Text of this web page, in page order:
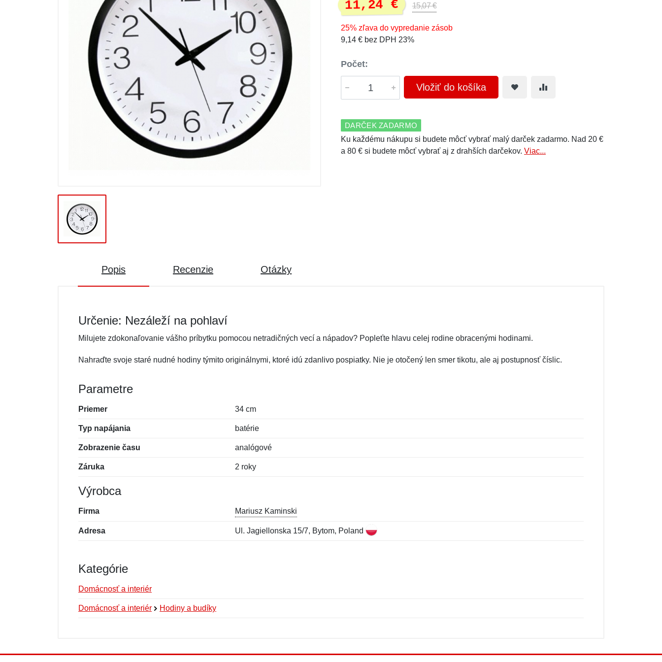
Výpredaj
11,24 € 15,07 €
25% zľava do vypredanie zásob
9,14 € bez DPH 23%
Počet:
Vložiť do košíka
DARČEK ZADARMO
Ku každému nákupu si budete môcť vybrať malý darček zadarmo. Nad 20 €
a 80 € si budete môcť vybrať aj z drahších darčekov. Viac...
Popis Recenzie Otázky
Určenie: Nezáleží na pohlaví
Milujete zdokonaľovanie vášho príbytku pomocou netradičných vecí a nápadov? Popleťte hlavu celej rodine obracenými hodinami.
Nahraďte svoje staré nudné hodiny týmito originálnymi, ktoré idú zdanlivo pospiatky. Nie je otočený len smer tikotu, ale aj postupnosť číslic.
Parametre
Priemer 34 cm
Typ napájania batérie
Zobrazenie času analógové
Záruka 2 roky
Výrobca
Firma Mariusz Kaminski
Adresa Ul. Jagiellonska 15/7, Bytom, Poland
Kategórie
Domácnosť a interiér
Domácnosť a interiér Hodiny a budíky